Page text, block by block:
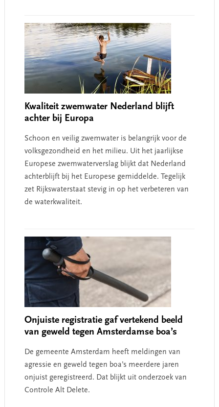
Kwaliteit zwemwater Nederland blijft
achter bij Europa
Schoon en veilig zwemwater is belangrijk voor de
volksgezondheid en het milieu. Uit het jaarlijkse
Europese zwemwaterverslag blijkt dat Nederland
achterblijft bij het Europese gemiddelde. Tegelijk
zet Rijkswaterstaat stevig in op het verbeteren van
de waterkwaliteit.
Onjuiste registratie gaf vertekend beeld
van geweld tegen Amsterdamse boa’s
De gemeente Amsterdam heeft meldingen van
agressie en geweld tegen boa’s meerdere jaren
onjuist geregistreerd. Dat blijkt uit onderzoek van
Controle Alt Delete.